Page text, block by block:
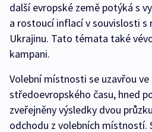
další evropské země potýká s
a rostoucí inflací v souvislosti s
Ukrajinu. Tato témata také
kampani.
Volební místnosti se uzavřou ve
středoevropského času, hned
zveřejněny výsledky dvou
odchodu z volebních místností.